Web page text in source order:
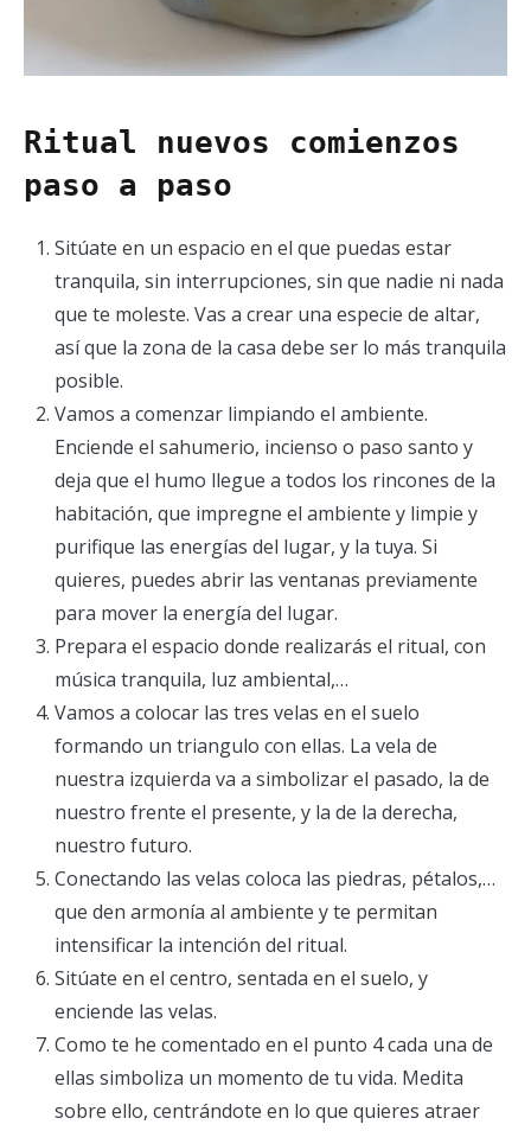
Ritual nuevos comienzos
paso a paso
Sitúate en un espacio en el que puedas estar
tranquila, sin interrupciones, sin que nadie ni nada
que te moleste. Vas a crear una especie de altar,
así que la zona de la casa debe ser lo más tranquila
posible.
Vamos a comenzar limpiando el ambiente.
Enciende el sahumerio, incienso o paso santo y
deja que el humo llegue a todos los rincones de la
habitación, que impregne el ambiente y limpie y
purifique las energías del lugar, y la tuya. Si
quieres, puedes abrir las ventanas previamente
para mover la energía del lugar.
Prepara el espacio donde realizarás el ritual, con
música tranquila, luz ambiental,…
Vamos a colocar las tres velas en el suelo
formando un triangulo con ellas. La vela de
nuestra izquierda va a simbolizar el pasado, la de
nuestro frente el presente, y la de la derecha,
nuestro futuro.
Conectando las velas coloca las piedras, pétalos,…
que den armonía al ambiente y te permitan
intensificar la intención del ritual.
Sitúate en el centro, sentada en el suelo, y
enciende las velas.
Como te he comentado en el punto 4 cada una de
ellas simboliza un momento de tu vida. Medita
sobre ello, centrándote en lo que quieres atraer